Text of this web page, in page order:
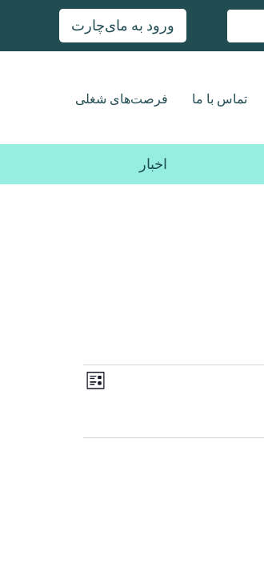
ورود به مای‌چارت
تماس با ما فرصت‌های شغلی
اخبار
ناوبری
رویداد
فهرست